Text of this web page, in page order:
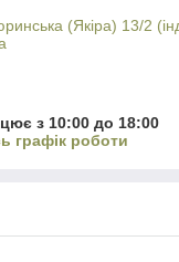
(Якіра) 13/2
з 10:00 до 18:00
графік роботи